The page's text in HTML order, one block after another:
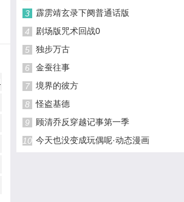
3
霹雳靖玄录下阕普通话版
4
剧场版咒术回战0
5
独步万古
6
金蚕往事
7
境界的彼方
8
怪盗基德
9
顾清乔反穿越记事第一季
10 今天也没变成玩偶呢·动态漫画